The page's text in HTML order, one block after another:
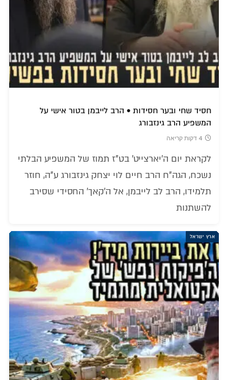
חסיד שחי ובער חסידות • הרב לייבמן בטור אישי על
המשפיע הרב גינזבורג
4 דקות קריאה
לקראת יום ה'יארצייט' בט"ז תמוז של המשפיע הבלתי
נשכח, הגה"ח הרב חיים לוי יצחק גינזבורג ע"ה, חוזר
תלמידו, הרב לב לייבמן, אל ה'קאך' החסידי שסירב
להשתנות
ארץ ישראל